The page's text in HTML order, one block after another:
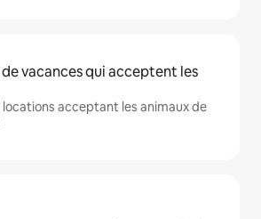
vacances qui acceptent les
locations acceptant les animaux de